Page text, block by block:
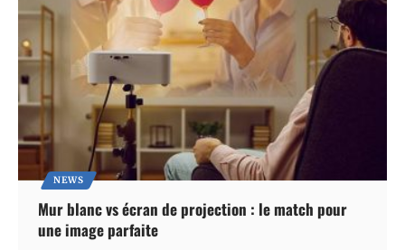
NEWS
Mur blanc vs écran de projection : le match pour
une image parfaite